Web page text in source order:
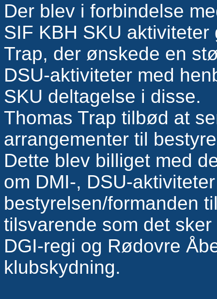
Der blev i forbindelse
SIF KBH SKU
Trap, der ønskede en
DSU-aktiviteter med
SKU deltagelse i disse.
Thomas Trap tilbød at
arrangementer til
Dette blev billiget med
om DMI-, DSU-
bestyrelsen/formanden
tilsvarende som det
DGI-regi og Rødovre
klubskydning.